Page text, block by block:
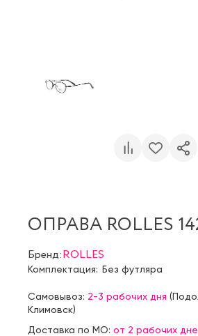
ОПРАВА ROLLES
Бренд:ROLLES
Комплектация: Без футляра
Самовывоз: 2-3 рабочих дня (
Климовск)
Доставка по МО: от 2 рабочих